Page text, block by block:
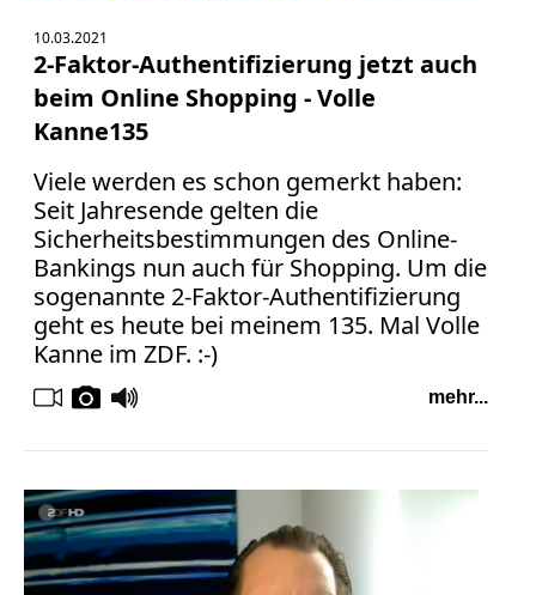
10.03.2021
2-Faktor-Authentifizierung jetzt auch
beim Online Shopping - Volle
Kanne135
Viele werden es schon gemerkt haben:
Seit Jahresende gelten die
Sicherheitsbestimmungen des Online-
Bankings nun auch für Shopping. Um die
sogenannte 2-Faktor-Authentifizierung
geht es heute bei meinem 135. Mal Volle
Kanne im ZDF. :-)
mehr...